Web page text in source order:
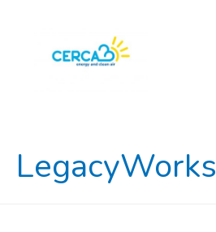
LegacyWorks